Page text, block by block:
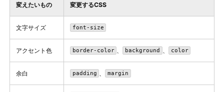
変えたいもの 変更するCSS
文字サイズ font-size
アクセント色 border-color background color
余白 padding margin